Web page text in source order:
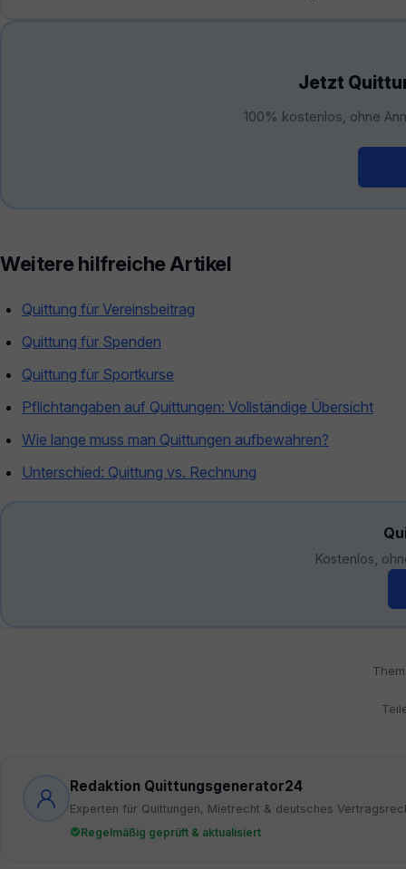
Jetzt
100% kostenlos, ohne
Weitere hilfreiche Artikel
Quittung für Vereinsbeitrag
Quittung für Spenden
Quittung für Sportkurse
Pflichtangaben auf Quittungen: Vollständige Übersicht
Wie lange muss man Quittungen aufbewahren?
Unterschied: Quittung vs. Rechnung
Kostenlos,
Redaktion Quittungsgenerator24
Experten für Quittungen, Mietrecht & deutsches
Regelmäßig geprüft & aktualisiert